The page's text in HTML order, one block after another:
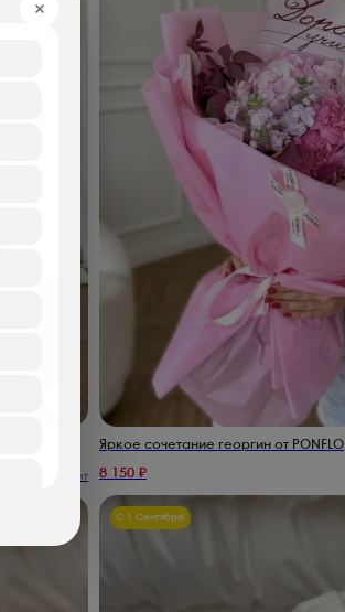
₽ в Сплит
Яркое сочетание георгин от PONFLO
8 150 ₽
С 1 Сентября!